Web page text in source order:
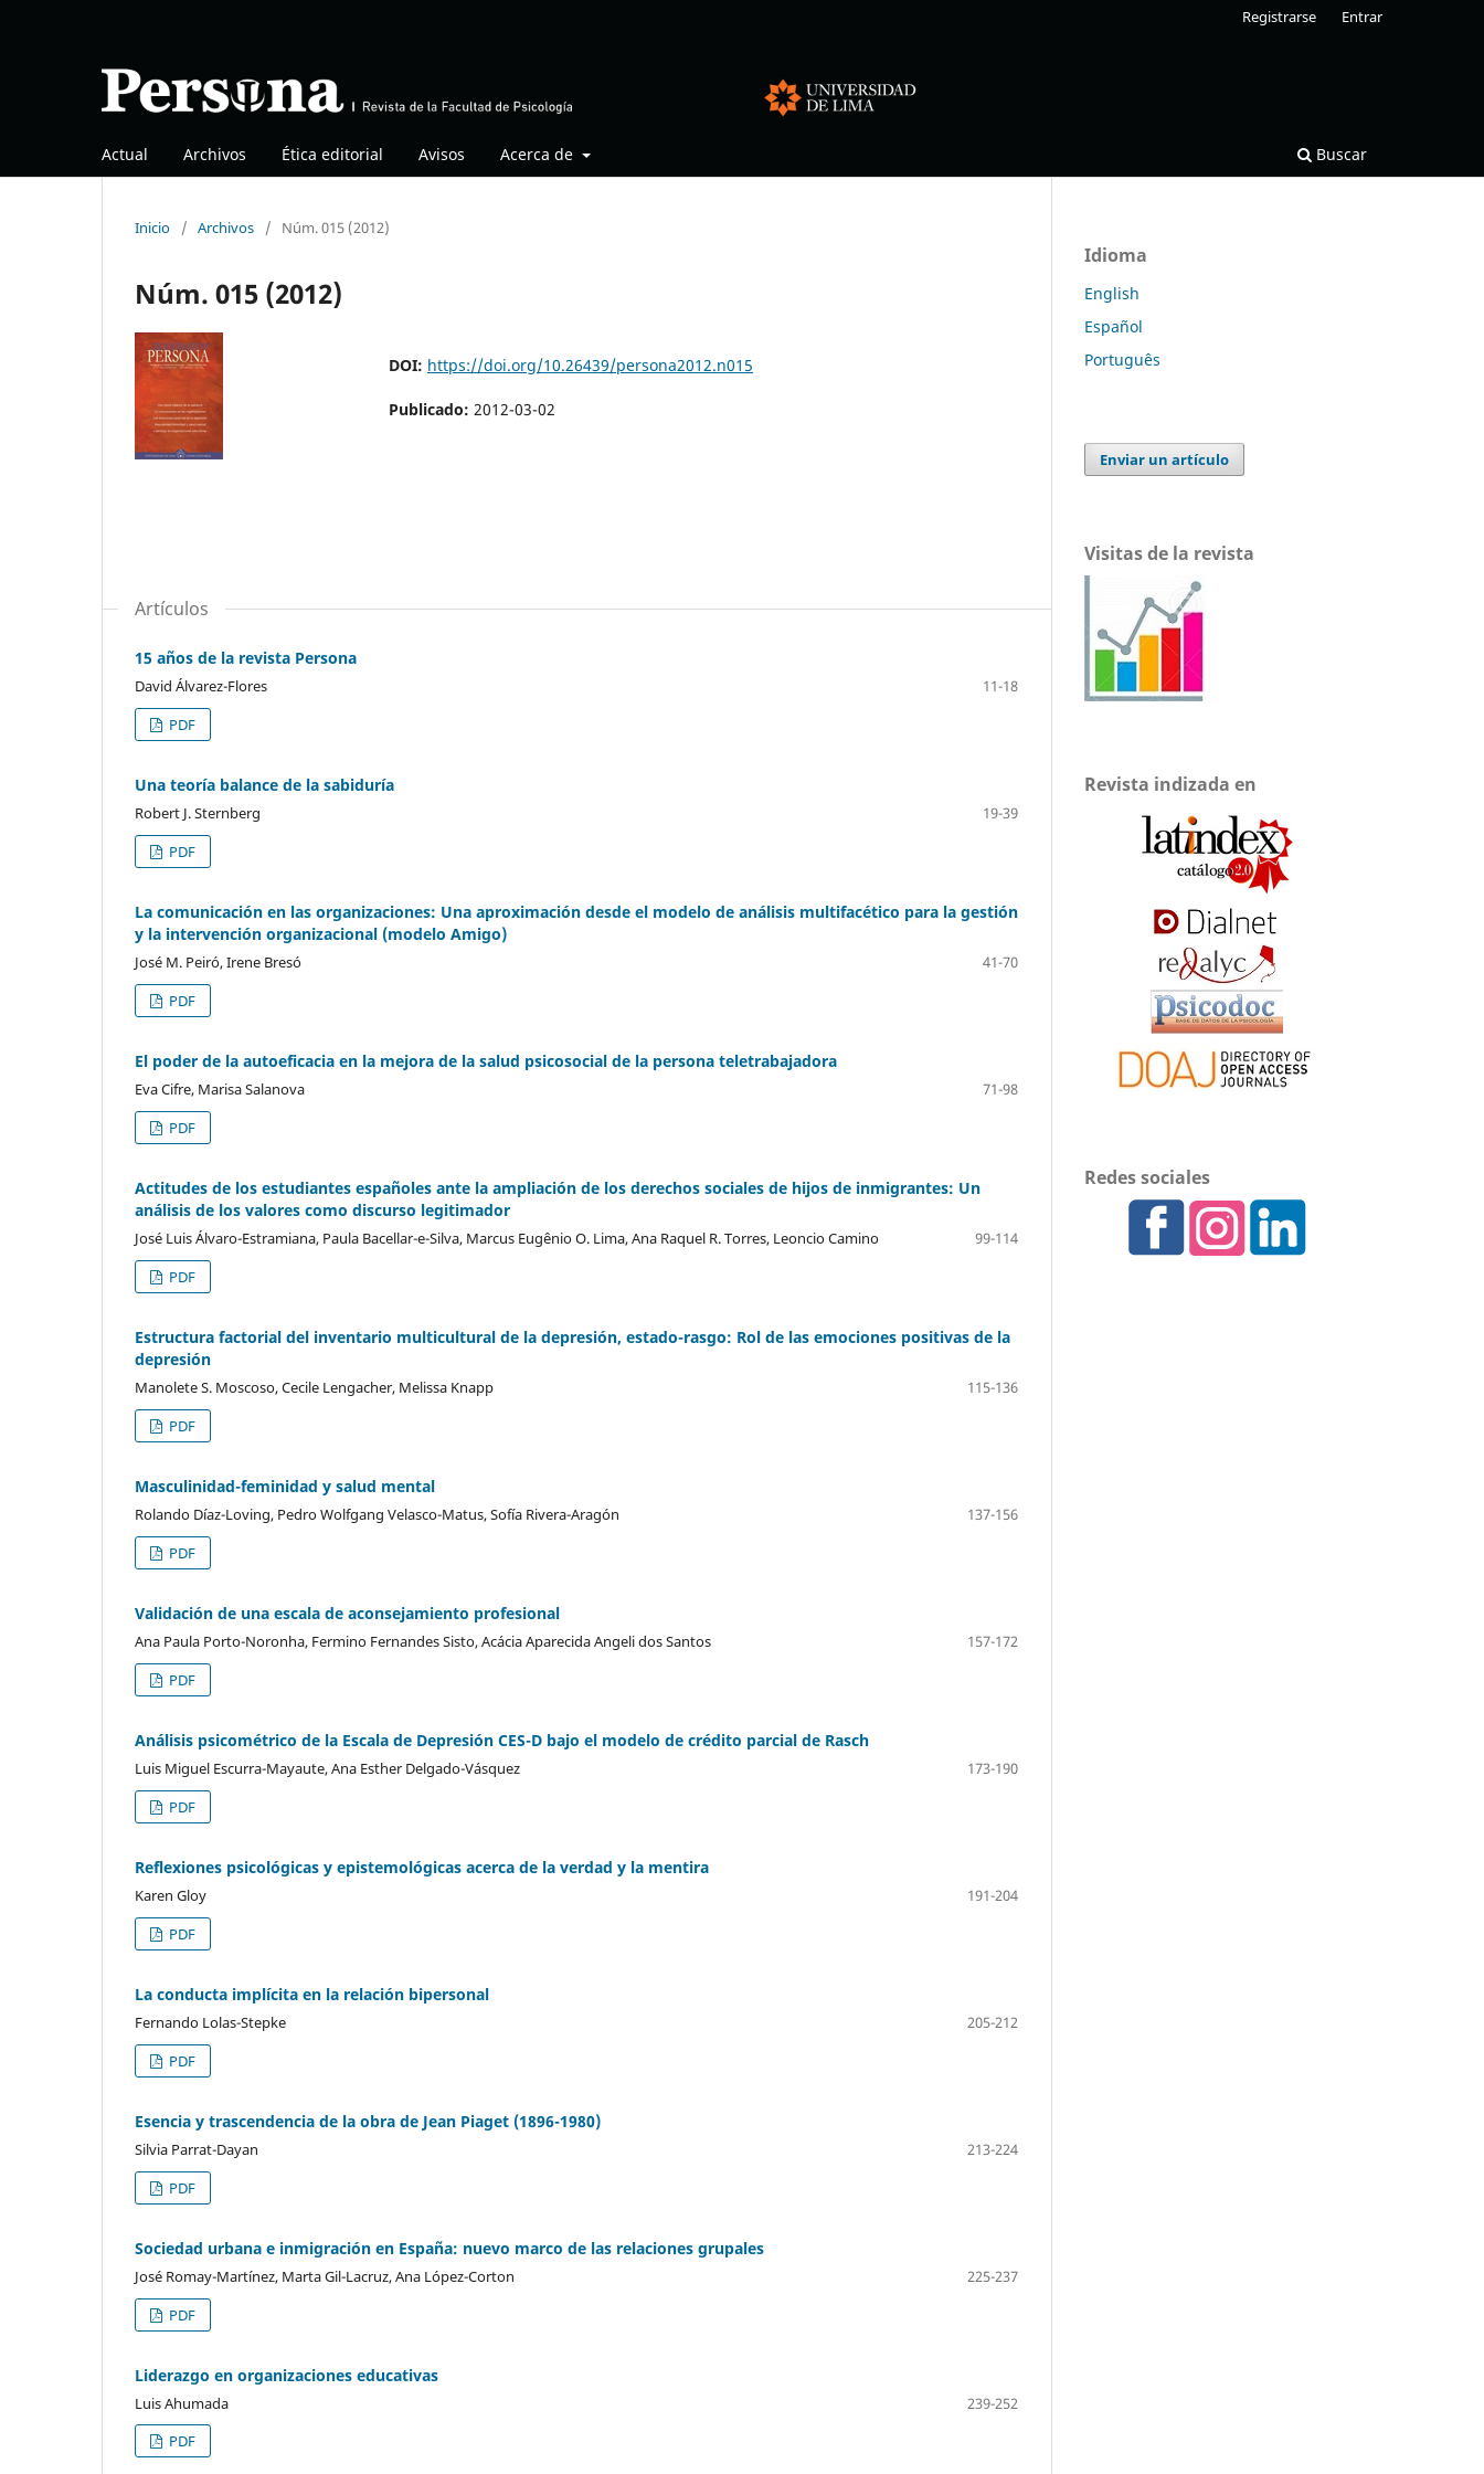
Actual Archivos Ética editorial Avisos Acerca de Buscar
Registrarse Entrar
Inicio / Archivos / Núm. 015 (2012)
Núm. 015 (2012)
DOI: https://doi.org/10.26439/persona2012.n015
Publicado: 2012-03-02
Artículos
15 años de la revista Persona
David Álvarez-Flores
11-18
PDF
Una teoría balance de la sabiduría
Robert J. Sternberg
19-39
PDF
La comunicación en las organizaciones: Una aproximación desde el modelo de análisis multifacético para la gestión
y la intervención organizacional (modelo Amigo)
José M. Peiró, Irene Bresó
41-70
PDF
El poder de la autoeficacia en la mejora de la salud psicosocial de la persona teletrabajadora
Eva Cifre, Marisa Salanova
71-98
PDF
Actitudes de los estudiantes españoles ante la ampliación de los derechos sociales de hijos de inmigrantes: Un
análisis de los valores como discurso legitimador
José Luis Álvaro-Estramiana, Paula Bacellar-e-Silva, Marcus Eugênio O. Lima, Ana Raquel R. Torres, Leoncio Camino
99-114
PDF
Estructura factorial del inventario multicultural de la depresión, estado-rasgo: Rol de las emociones positivas de la
depresión
Manolete S. Moscoso, Cecile Lengacher, Melissa Knapp
115-136
PDF
Masculinidad-feminidad y salud mental
Rolando Díaz-Loving, Pedro Wolfgang Velasco-Matus, Sofía Rivera-Aragón
137-156
PDF
Validación de una escala de aconsejamiento profesional
Ana Paula Porto-Noronha, Fermino Fernandes Sisto, Acácia Aparecida Angeli dos Santos
157-172
PDF
Análisis psicométrico de la Escala de Depresión CES-D bajo el modelo de crédito parcial de Rasch
Luis Miguel Escurra-Mayaute, Ana Esther Delgado-Vásquez
173-190
PDF
Reflexiones psicológicas y epistemológicas acerca de la verdad y la mentira
Karen Gloy
191-204
PDF
La conducta implícita en la relación bipersonal
Fernando Lolas-Stepke
205-212
PDF
Esencia y trascendencia de la obra de Jean Piaget (1896-1980)
Silvia Parrat-Dayan
213-224
PDF
Sociedad urbana e inmigración en España: nuevo marco de las relaciones grupales
José Romay-Martínez, Marta Gil-Lacruz, Ana López-Corton
225-237
PDF
Liderazgo en organizaciones educativas
Luis Ahumada
239-252
PDF
Idioma
English
Español
Português
Enviar un artículo
Visitas de la revista
Revista indizada en
Redes sociales